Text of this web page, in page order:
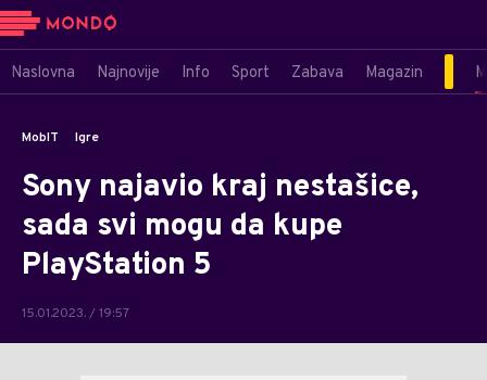
Naslovna Najnovije Info Sport Zabava Magazin
MobIT Igre
Sony najavio kraj nestašice,
sada svi mogu da kupe
PlayStation 5
15.01.2023. / 19:57